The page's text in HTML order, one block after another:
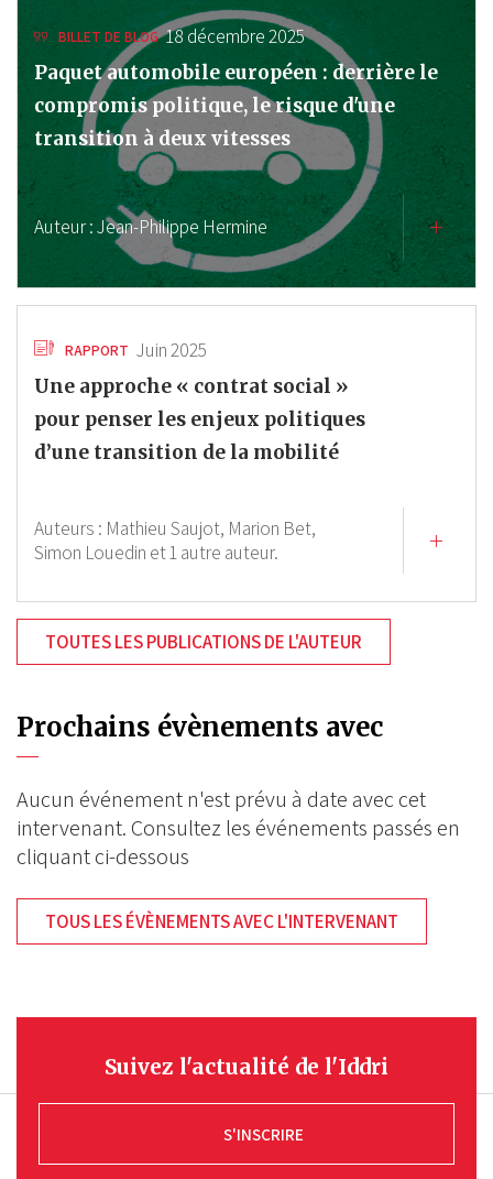
BILLET DE BLOG 18 décembre 2025
Paquet automobile européen : derrière le
compromis politique, le risque d'une
transition à deux vitesses
Auteur :Jean-Philippe Hermine
RAPPORT Juin 2025
Une approche « contrat social »
pour penser les enjeux politiques
d’une transition de la mobilité
Auteurs : Mathieu Saujot, Marion Bet,
Simon Louedin et 1 autre auteur.
TOUTES LES PUBLICATIONS DE L'AUTEUR
Prochains évènements avec
Aucun événement n'est prévu à date avec cet
intervenant. Consultez les événements passés en
cliquant ci-dessous
TOUS LES ÉVÈNEMENTS AVEC L'INTERVENANT
Suivez l'actualité de l'Iddri
S'INSCRIRE